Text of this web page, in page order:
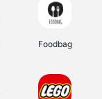
Foodbag